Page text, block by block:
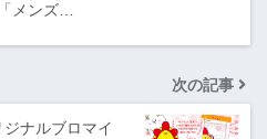
メンズ…
次の記事
ナルブロマイ